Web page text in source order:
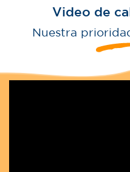
Video de
Nuestra